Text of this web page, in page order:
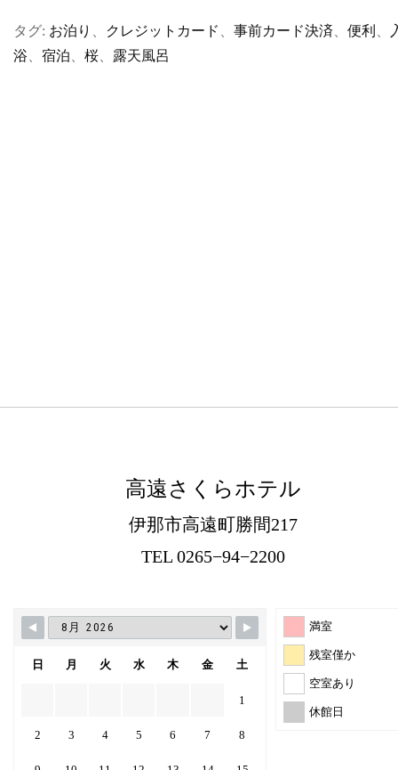
タグ: お泊り クレジットカード 事前カード決済 便利
浴
宿泊 桜 露天風呂
高遠さくらホテル
伊那市高遠町勝間217
TEL 0265−94−2200
満室
残室僅か
空室あり
休館日
日 月 火 水 木 金 土
1
2 3 4 5 6 7 8